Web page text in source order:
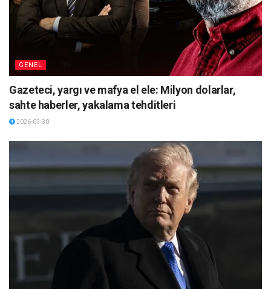
GENEL
Gazeteci, yargı ve mafya el ele: Milyon dolarlar,
sahte haberler, yakalama tehditleri
2026-03-30